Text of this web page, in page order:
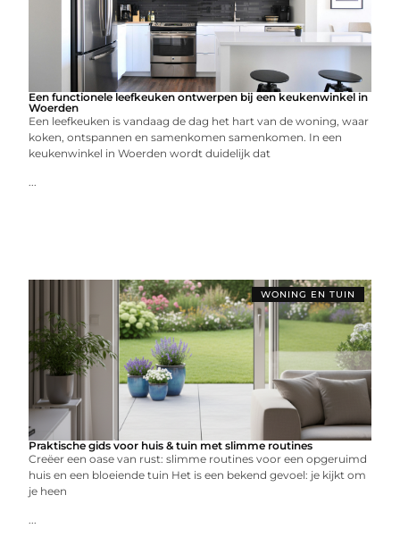
Een functionele leefkeuken ontwerpen bij een keukenwinkel in
Woerden
Een leefkeuken is vandaag de dag het hart van de woning, waar
koken, ontspannen en samenkomen samenkomen. In een
keukenwinkel in Woerden wordt duidelijk dat
...
WONING EN TUIN
Praktische gids voor huis & tuin met slimme routines
Creëer een oase van rust: slimme routines voor een opgeruimd
huis en een bloeiende tuin Het is een bekend gevoel: je kijkt om
je heen
...